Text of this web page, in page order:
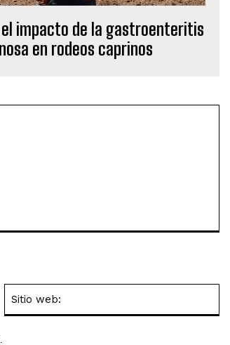
impacto de la gastroenteritis
en rodeos caprinos